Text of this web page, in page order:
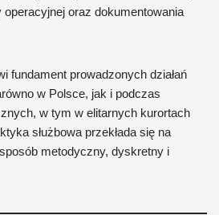
oraz dokumentowania
fundament prowadzonych działań
w Polsce, jak i podczas
w tym w elitarnych kurortach
służbowa przekłada się na
metodyczny, dyskretny i